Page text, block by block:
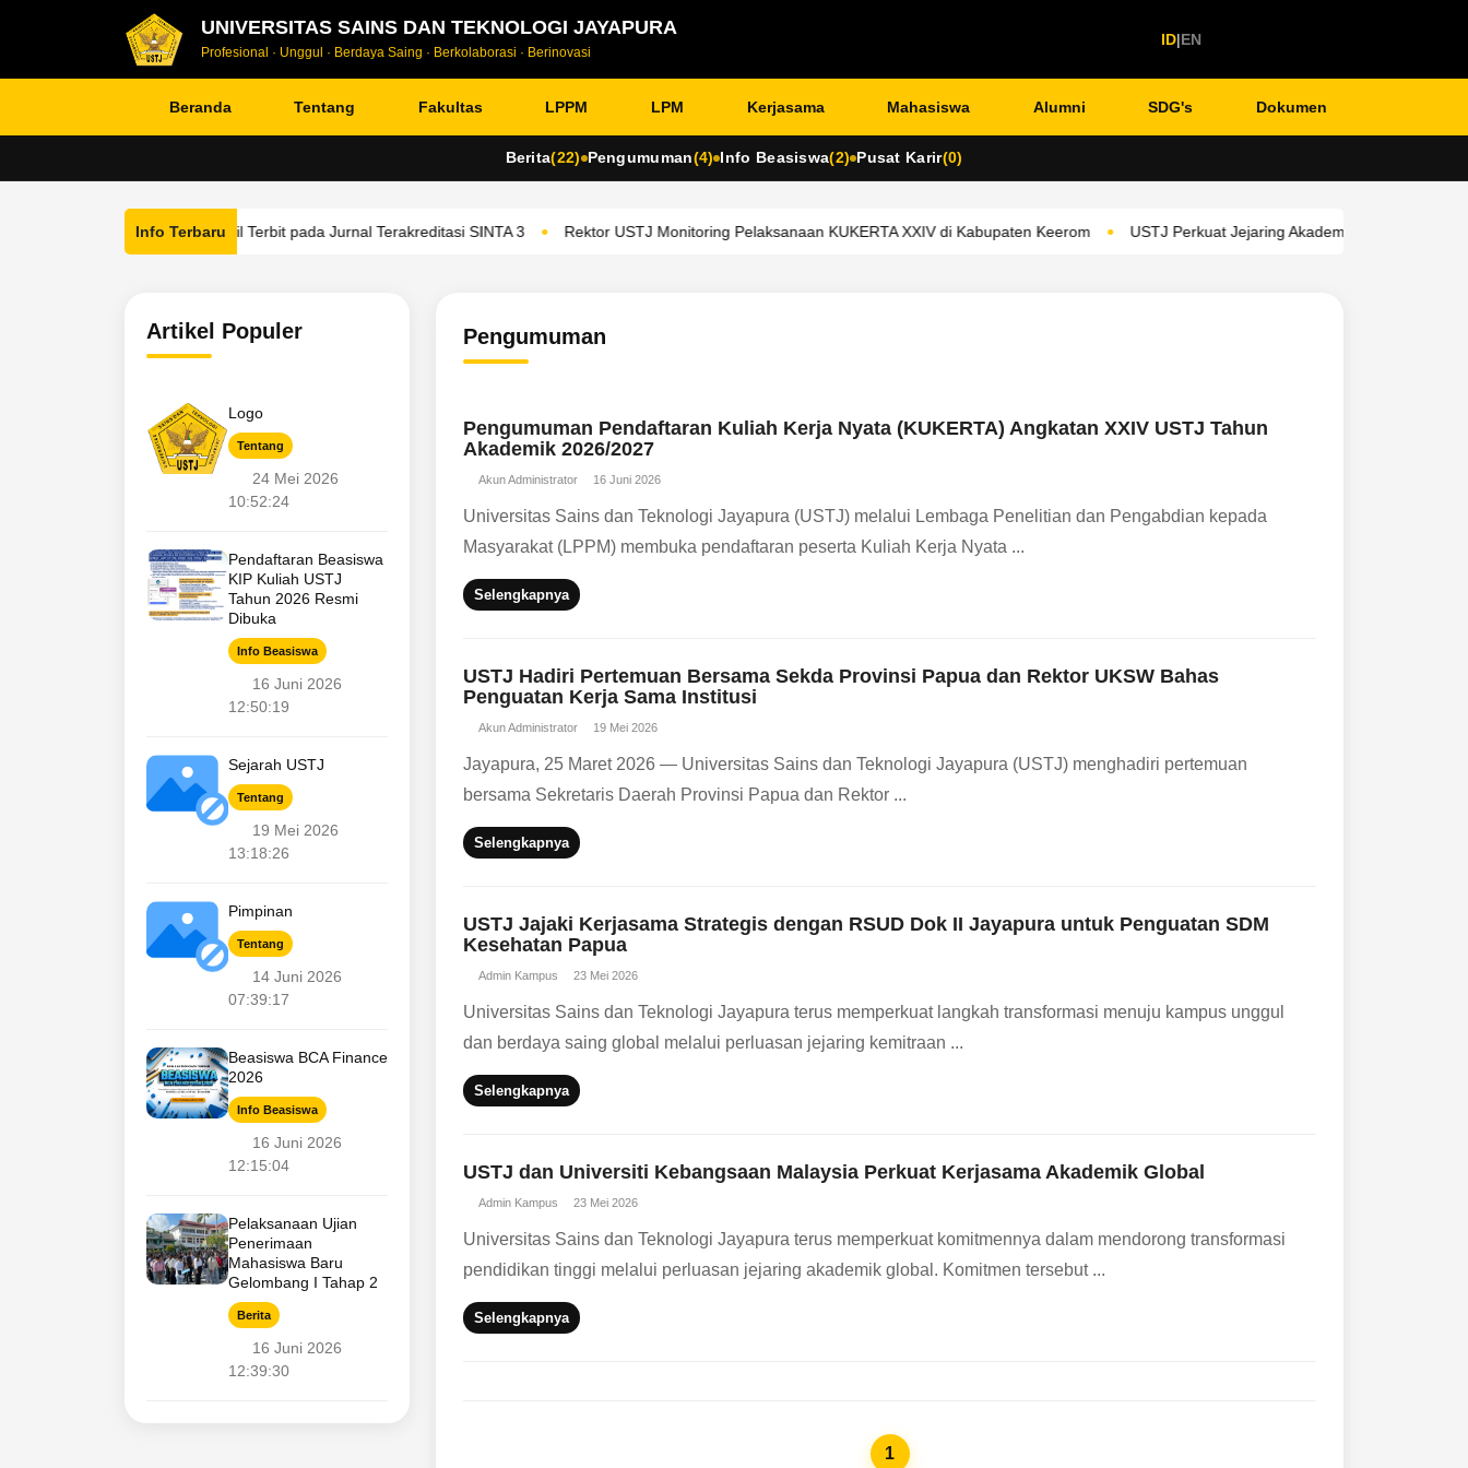
UNIVERSITAS SAINS DAN TEKNOLOGI JAYAPURA
Profesional · Unggul · Berdaya Saing · Berkolaborasi · Berinovasi
ID|EN
Beranda Tentang Fakultas LPPM LPM Kerjasama Mahasiswa Alumni SDG's Dokumen
Berita(22) Pengumuman(4) Info Beasiswa(2) Pusat Karir(0)
Info Terbaru
FIKOM USTJ Berhasil Terbit pada Jurnal Terakreditasi SINTA 3 • Rektor USTJ Monitoring Pelaksanaan KUKERTA XXIV di Kabupaten Keerom • USTJ Perkuat Jejaring Akademik Internasional,
Artikel Populer
Logo
Tentang
24 Mei 2026
10:52:24
Pendaftaran Beasiswa
KIP Kuliah USTJ
Tahun 2026 Resmi
Dibuka
Info Beasiswa
16 Juni 2026
12:50:19
Sejarah USTJ
Tentang
19 Mei 2026
13:18:26
Pimpinan
Tentang
14 Juni 2026
07:39:17
Beasiswa BCA Finance
2026
Info Beasiswa
16 Juni 2026
12:15:04
Pelaksanaan Ujian
Penerimaan
Mahasiswa Baru
Gelombang I Tahap 2
Berita
16 Juni 2026
12:39:30
Pengumuman
Pengumuman Pendaftaran Kuliah Kerja Nyata (KUKERTA) Angkatan XXIV USTJ Tahun
Akademik 2026/2027
Akun Administrator 16 Juni 2026
Universitas Sains dan Teknologi Jayapura (USTJ) melalui Lembaga Penelitian dan Pengabdian kepada
Masyarakat (LPPM) membuka pendaftaran peserta Kuliah Kerja Nyata ...
Selengkapnya
USTJ Hadiri Pertemuan Bersama Sekda Provinsi Papua dan Rektor UKSW Bahas
Penguatan Kerja Sama Institusi
Akun Administrator 19 Mei 2026
Jayapura, 25 Maret 2026 — Universitas Sains dan Teknologi Jayapura (USTJ) menghadiri pertemuan
bersama Sekretaris Daerah Provinsi Papua dan Rektor ...
Selengkapnya
USTJ Jajaki Kerjasama Strategis dengan RSUD Dok II Jayapura untuk Penguatan SDM
Kesehatan Papua
Admin Kampus 23 Mei 2026
Universitas Sains dan Teknologi Jayapura terus memperkuat langkah transformasi menuju kampus unggul
dan berdaya saing global melalui perluasan jejaring kemitraan ...
Selengkapnya
USTJ dan Universiti Kebangsaan Malaysia Perkuat Kerjasama Akademik Global
Admin Kampus 23 Mei 2026
Universitas Sains dan Teknologi Jayapura terus memperkuat komitmennya dalam mendorong transformasi
pendidikan tinggi melalui perluasan jejaring akademik global. Komitmen tersebut ...
Selengkapnya
1